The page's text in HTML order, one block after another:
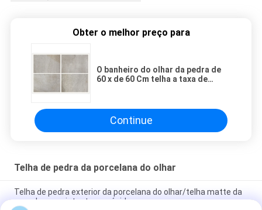
Obter o melhor preço para
O banheiro do olhar da pedra de
60 x de 60 Cm telha a taxa de
Continue
Telha de pedra da porcelana do olhar
Telha de pedra exterior da porcelana do olhar/telha matte da
porcelana resistente aos ácidos